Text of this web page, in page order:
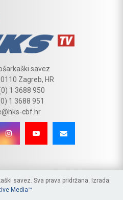
savez
Zagreb, HR
1 3688 950
1 3688 951
cbf.hr
savez. Sva prava pridržana. Izrada:
Media™